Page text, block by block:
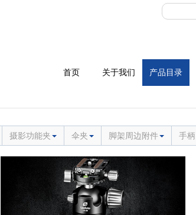
首页 关于我们 产品目录
摄影功能夹 伞夹 脚架周边附件 手柄